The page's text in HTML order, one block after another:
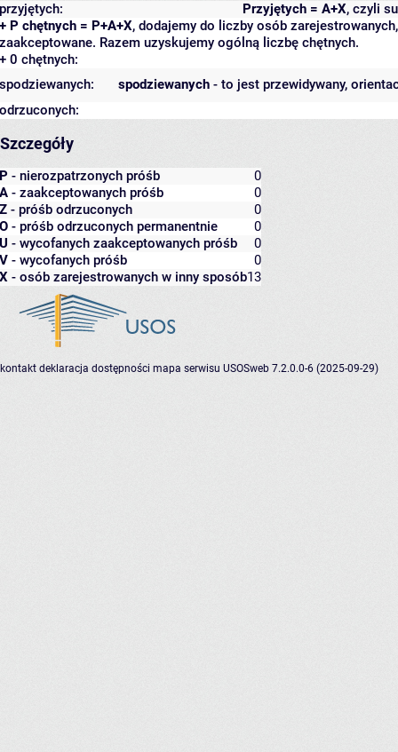
Przyjętych = A+X, czyli
przyjętych:
+ P chętnych = P+A+X, dodajemy do liczby osób
zaakceptowane. Razem uzyskujemy ogólną liczbę chętnych.
+ 0 chętnych:
spodziewanych - to jest przewidywany,
spodziewanych:
odrzuconych:
Szczegóły
P - nierozpatrzonych próśb
0
A - zaakceptowanych próśb
0
Z - próśb odrzuconych
0
O - próśb odrzuconych permanentnie
0
U - wycofanych zaakceptowanych próśb
0
V - wycofanych próśb
0
X - osób zarejestrowanych w inny sposób13
kontakt deklaracja dostępności mapa serwisu USOSweb 7.2.0.0-6 (2025-09-29)